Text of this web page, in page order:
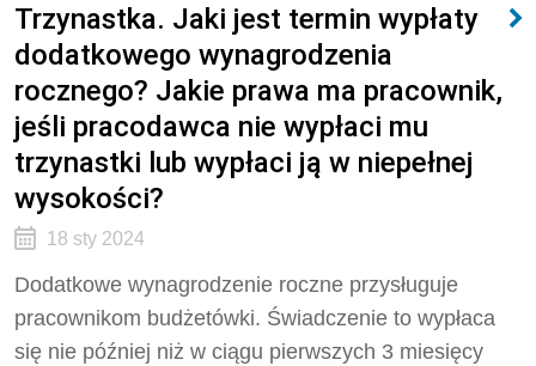
Trzynastka. Jaki jest termin wypłaty
dodatkowego wynagrodzenia
rocznego? Jakie prawa ma pracownik,
jeśli pracodawca nie wypłaci mu
trzynastki lub wypłaci ją w niepełnej
wysokości?
18 sty 2024
Dodatkowe wynagrodzenie roczne przysługuje
pracownikom budżetówki. Świadczenie to wypłaca
się nie później niż w ciągu pierwszych 3 miesięcy